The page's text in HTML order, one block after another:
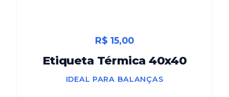
R$ 15,00
Etiqueta Térmica 40x40
IDEAL PARA BALANÇAS